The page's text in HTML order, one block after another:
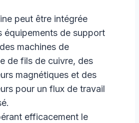
peut être intégrée
équipements de support
machines de
de fils de cuivre, des
magnétiques et des
pour un flux de travail
efficacement le